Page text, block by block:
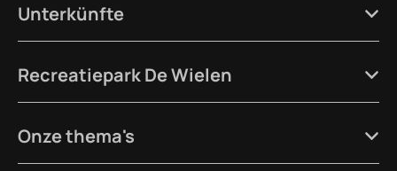
Unterkünfte
Recreatiepark De Wielen
Onze thema's